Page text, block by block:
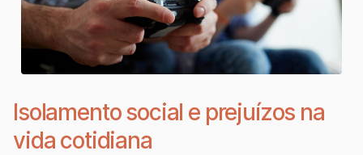
Isolamento social e prejuízos na
vida cotidiana